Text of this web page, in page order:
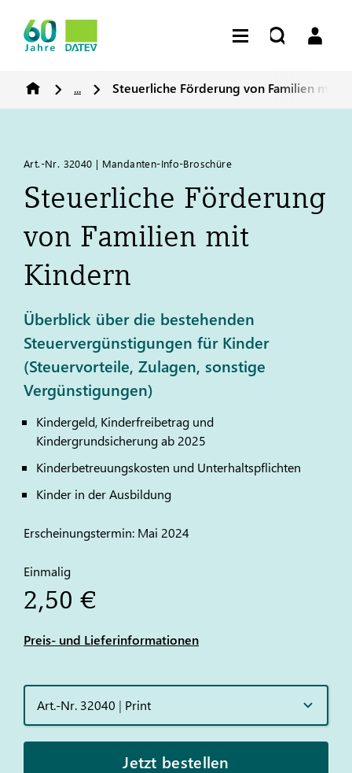
... Steuerliche Förderung von Familien mit
Art.-Nr. 32040 | Mandanten-Info-Broschüre
Steuerliche Förderung
von Familien mit
Kindern
Überblick über die bestehenden
Steuervergünstigungen für Kinder
(Steuervorteile, Zulagen, sonstige
Vergünstigungen)
Kindergeld, Kinderfreibetrag und
Kindergrundsicherung ab 2025
Kinderbetreuungskosten und Unterhaltspflichten
Kinder in der Ausbildung
Erscheinungstermin: Mai 2024
Einmalig
2,50 €
Preis- und Lieferinformationen
Art.-Nr. 32040 | Print
Jetzt bestellen